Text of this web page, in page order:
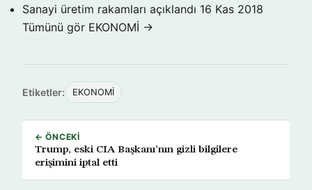
Sanayi üretim rakamları açıklandı 16 Kas 2018
Tümünü gör EKONOMİ →
Etiketler: EKONOMİ
← ÖNCEKI
Trump, eski CIA Başkanı’nın gizli bilgilere
erişimini iptal etti